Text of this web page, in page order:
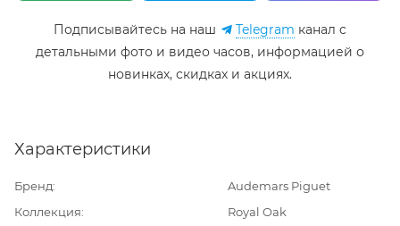
Подписывайтесь на наш Telegram канал c
детальными фото и видео часов, информацией о
новинках, скидках и акциях.
Характеристики
Бренд
Audemars Piguet
Коллекция
Royal Oak